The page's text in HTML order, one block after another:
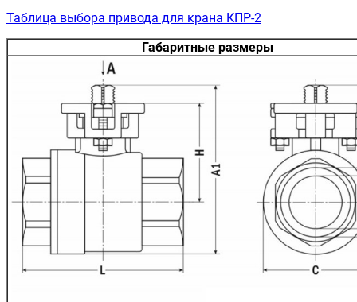
Таблица выбора привода для крана КПР-2
Габаритные размеры